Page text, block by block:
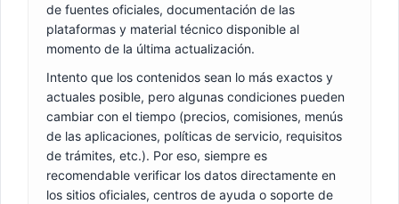
de fuentes oficiales, documentación de las
plataformas y material técnico disponible al
momento de la última actualización.
Intento que los contenidos sean lo más exactos y
actuales posible, pero algunas condiciones pueden
cambiar con el tiempo (precios, comisiones, menús
de las aplicaciones, políticas de servicio, requisitos
de trámites, etc.). Por eso, siempre es
recomendable verificar los datos directamente en
los sitios oficiales, centros de ayuda o soporte de